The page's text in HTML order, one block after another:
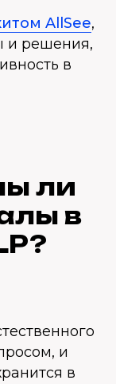
AllSee,
и решения,
в
ли
в
и
в